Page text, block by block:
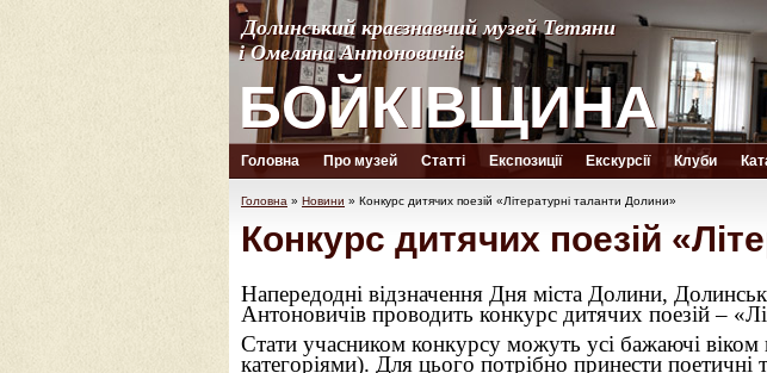
Долинський краєзнавчий музей Тетяни
і Омеляна Антоновичів
БОЙКІВЩИНА
Долинський краєзнавчий музей Тетяни
і Омеляна Антоновичів
БОЙКІВЩИНА
Головна Про музей Статті Експозиції Екскурсії Клуби
Головна » Новини » Конкурс дитячих поезій «Літературні таланти Долини»
Конкурс дитячих поезій
Напередодні відзначення Дня міста Долини,
Антоновичів проводить конкурс дитячих поезій –
Стати учасником конкурсу можуть усі бажаючі
категоріями). Для цього потрібно принести